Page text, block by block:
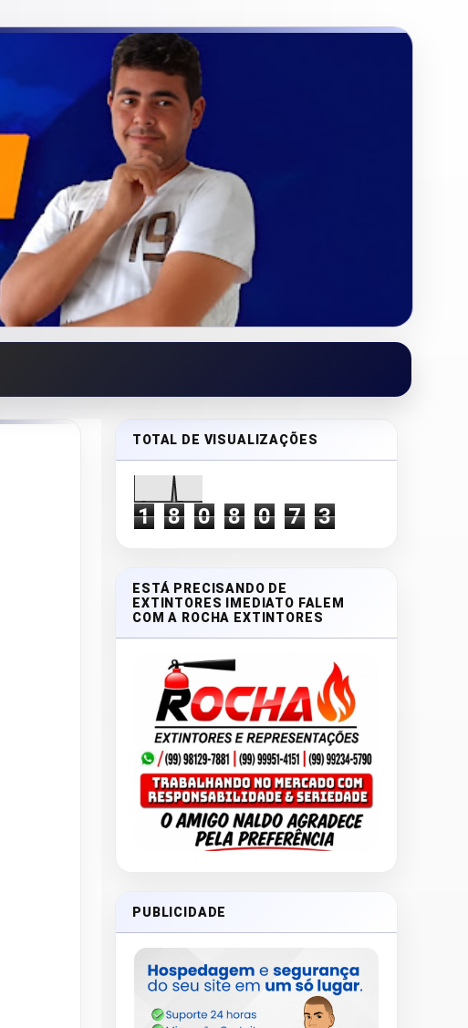
TOTAL DE VISUALIZAÇÕES
1 8 0 8 0 7 3
ESTÁ PRECISANDO DE
EXTINTORES IMEDIATO FALEM
COM A ROCHA EXTINTORES
PUBLICIDADE